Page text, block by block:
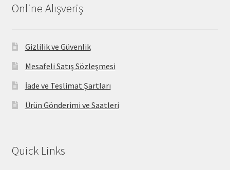
Online Alışveriş
Gizlilik ve Güvenlik
Mesafeli Satış Sözleşmesi
İade ve Teslimat Şartları
Ürün Gönderimi ve Saatleri
Quick Links